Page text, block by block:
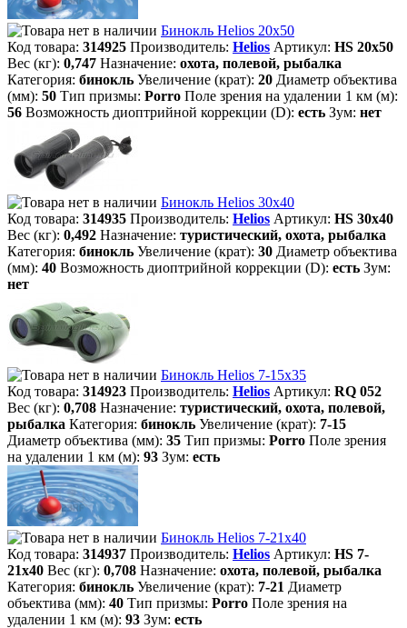
Бинокль Helios 20х50
Код товара: 314925 Производитель: Helios Артикул: HS 20x50
Вес (кг): 0,747 Назначение: охота, полевой, рыбалка
Категория: бинокль Увеличение (крат): 20 Диаметр объектива
(мм): 50 Тип призмы: Porro Поле зрения на удалении 1 км (м):
56 Возможность диоптрийной коррекции (D): есть Зум: нет
Бинокль Helios 30х40
Код товара: 314935 Производитель: Helios Артикул: HS 30x40
Вес (кг): 0,492 Назначение: туристический, охота, рыбалка
Категория: бинокль Увеличение (крат): 30 Диаметр объектива
(мм): 40 Возможность диоптрийной коррекции (D): есть Зум:
нет
Бинокль Helios 7-15х35
Код товара: 314923 Производитель: Helios Артикул: RQ 052
Вес (кг): 0,708 Назначение: туристический, охота, полевой,
рыбалка Категория: бинокль Увеличение (крат): 7-15
Диаметр объектива (мм): 35 Тип призмы: Porro Поле зрения
на удалении 1 км (м): 93 Зум: есть
Бинокль Helios 7-21х40
Код товара: 314937 Производитель: Helios Артикул: HS 7-
21х40 Вес (кг): 0,708 Назначение: охота, полевой, рыбалка
Категория: бинокль Увеличение (крат): 7-21 Диаметр
объектива (мм): 40 Тип призмы: Porro Поле зрения на
удалении 1 км (м): 93 Зум: есть